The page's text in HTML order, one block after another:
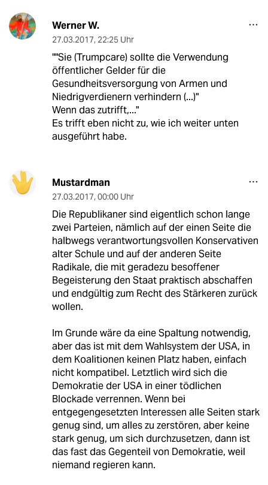
Werner W.
27.03.2017, 22:25 Uhr
""Sie (Trumpcare) sollte die Verwendung
öffentlicher Gelder für die
Gesundheitsversorgung von Armen und
Niedrigverdienern verhindern (...)"
Wenn das zutrifft,..."
Es trifft eben nicht zu, wie ich weiter unten
ausgeführt habe.
Mustardman
27.03.2017, 00:00 Uhr
Die Republikaner sind eigentlich schon lange
zwei Parteien, nämlich auf der einen Seite die
halbwegs verantwortungsvollen Konservativen
alter Schule und auf der anderen Seite
Radikale, die mit geradezu besoffener
Begeisterung den Staat praktisch abschaffen
und endgültig zum Recht des Stärkeren zurück
wollen.
Im Grunde wäre da eine Spaltung notwendig,
aber das ist mit dem Wahlsystem der USA, in
dem Koalitionen keinen Platz haben, einfach
nicht kompatibel. Letztlich wird sich die
Demokratie der USA in einer tödlichen
Blockade verrennen. Wenn bei
entgegengesetzten Interessen alle Seiten stark
genug sind, um alles zu zerstören, aber keine
stark genug, um sich durchzusetzen, dann ist
das fast das Gegenteil von Demokratie, weil
niemand regieren kann.